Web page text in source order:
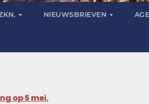
NIEUWSBRIEVEN
op 5 mei.